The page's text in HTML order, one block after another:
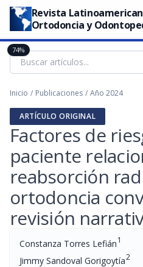
Revista
Ortodoncia y
Inicio / Publicaciones / Año 2024
ARTÍCULO ORIGINAL
Factores de
paciente
reabsorción
ortodoncia
revisión
Constanza Torres Lefián1
Jimmy Sandoval Gorigoytía2
74%